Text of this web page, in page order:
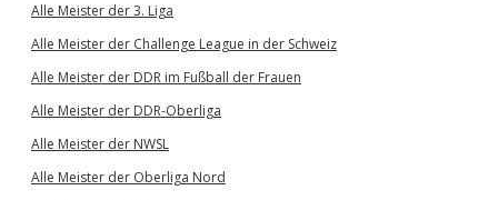
Alle Meister der 3. Liga
Alle Meister der Challenge League in der Schweiz
Alle Meister der DDR im Fußball der Frauen
Alle Meister der DDR-Oberliga
Alle Meister der NWSL
Alle Meister der Oberliga Nord